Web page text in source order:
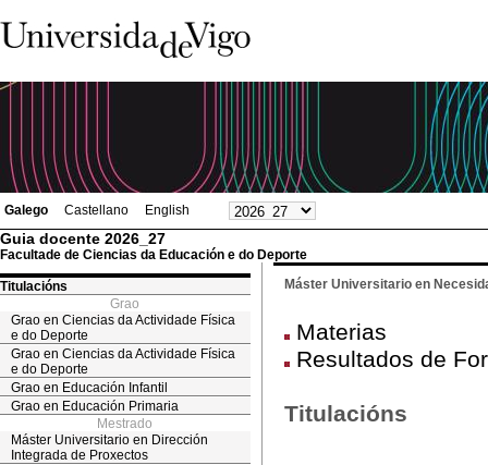
Galego Castellano English
Guia docente 2026_27
Facultade de Ciencias da Educación e do Deporte
Titulacións
Grao
Grao en Ciencias da Actividade Física
e do Deporte
Grao en Ciencias da Actividade Física
e do Deporte
Grao en Educación Infantil
Grao en Educación Primaria
Mestrado
Máster Universitario en Dirección
Integrada de Proxectos
Máster Universitario en
Materias
Resultados de
Titulacións